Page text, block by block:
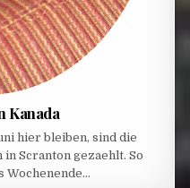
Kanada
hier bleiben, sind die
Scranton gezaehlt. So
Wochenende…